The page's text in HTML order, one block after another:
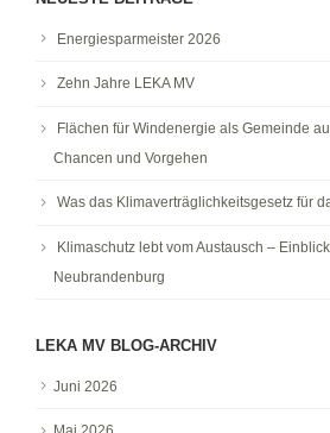
Energiesparmeister 2026
Zehn Jahre LEKA MV
Flächen für Windenergie als Gemeinde
Chancen und Vorgehen
Was das Klimaverträglichkeitsgesetz für
Klimaschutz lebt vom Austausch –
Neubrandenburg
LEKA MV BLOG-ARCHIV
Juni 2026